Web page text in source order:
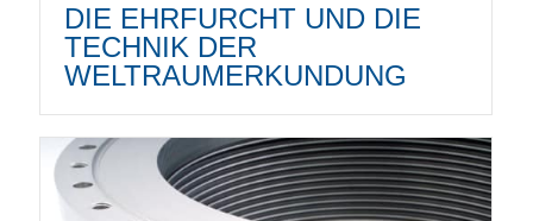
DIE EHRFURCHT UND DIE
TECHNIK DER
WELTRAUMERKUNDUNG